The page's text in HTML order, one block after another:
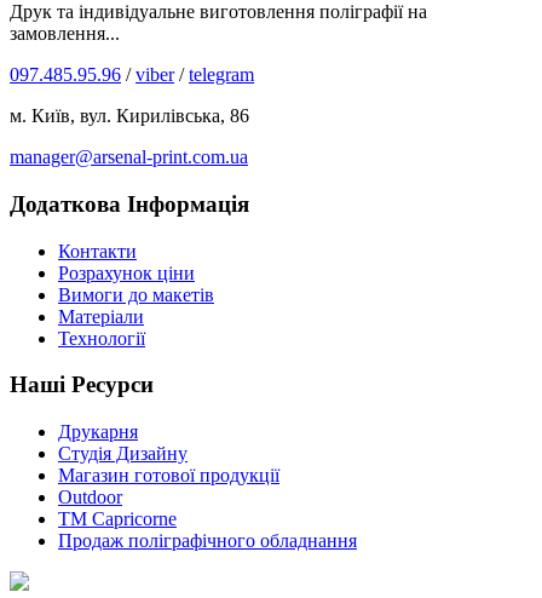
Друк та індивідуальне виготовлення поліграфії на
замовлення...
097.485.95.96 /viber/telegram
м. Київ, вул. Кирилівська, 86
manager@arsenal-print.com.ua
Додаткова Інформація
Контакти
Розрахунок ціни
Вимоги до макетів
Матеріали
Технології
Наші Ресурси
Друкарня
Студія Дизайну
Магазин готової продукції
Outdoor
TM Capricorne
Продаж поліграфічного обладнання